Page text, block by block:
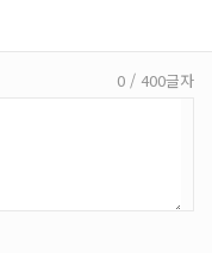
0 / 400글자